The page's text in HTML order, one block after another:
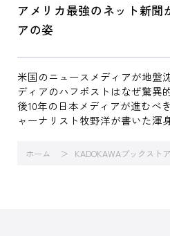
アメリカ最強のネット新聞
アの姿
米国のニュースメディアが地盤
ディアのハフポストはなぜ驚異
後10年の日本メディアが進むべ
ャーナリスト牧野洋が書いた渾
ホーム KADOKAWAブックストア